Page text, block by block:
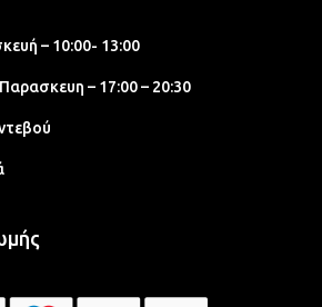
– 10:00- 13:00
– 17:00 – 20:30